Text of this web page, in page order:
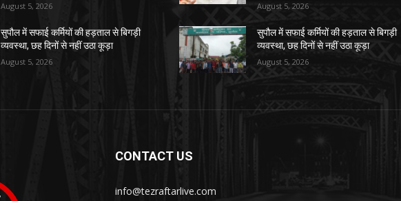
August 5, 2026
सुपौल में सफाई कर्मियों की हड़ताल से बिगड़ी
व्यवस्था, छह दिनों से नहीं उठा कूड़ा
August 5, 2026
August 5, 2026
सुपौल में सफाई कर्मियों की हड़ताल से बिगड़ी
व्यवस्था, छह दिनों से नहीं उठा कूड़ा
August 5, 2026
CONTACT US
info@tezraftarlive.com